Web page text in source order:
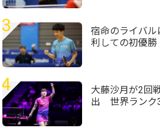
選リーグ＞
3
宿命のライバル
利しての初優
権2026/男子シ
ス＞
4
大藤沙月が2回
出 世界ランク